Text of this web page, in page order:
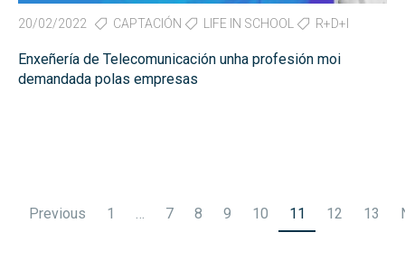
20/02/2022 CAPTACIÓN LIFE IN SCHOOL R+D+I
Enxeñería de Telecomunicación unha profesión moi
demandada polas empresas
pagination
Previous 1 … 7 8 9 10 11 12 13